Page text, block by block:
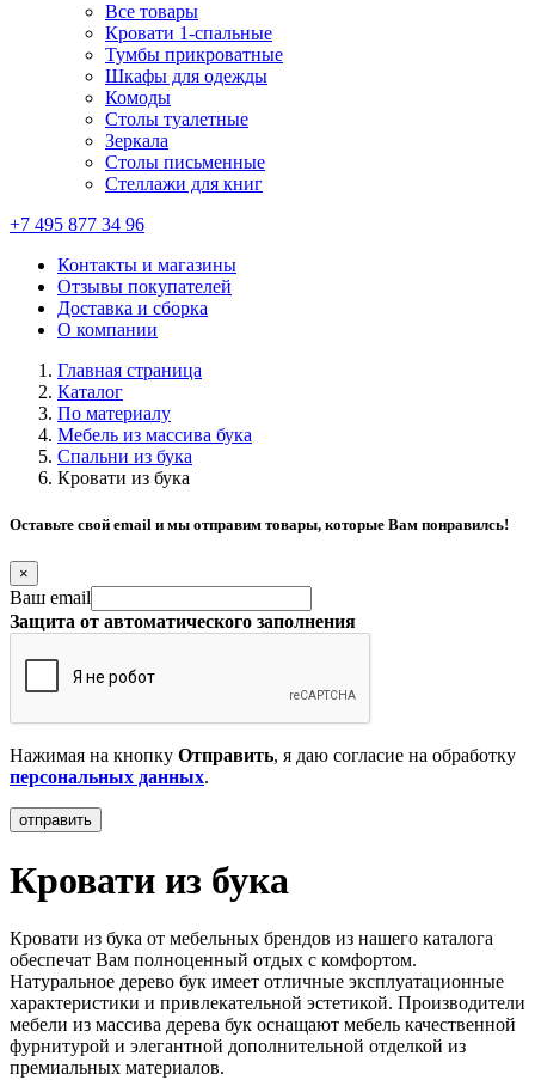
Все товары
Кровати 1-спальные
Тумбы прикроватные
Шкафы для одежды
Комоды
Столы туалетные
Зеркала
Столы письменные
Стеллажи для книг
+7 495 877 34 96
Контакты и магазины
Отзывы покупателей
Доставка и сборка
О компании
Главная страница
Каталог
По материалу
Мебель из массива бука
Спальни из бука
Кровати из бука
Оставьте свой email и мы отправим товары, которые Вам понравилсь!
×
Ваш email
Защита от автоматического заполнения
Нажимая на кнопку Отправить, я даю согласие на обработку
персональных данных.
Кровати из бука
Кровати из бука от мебельных брендов из нашего каталога
обеспечат Вам полноценный отдых с комфортом.
Натуральное дерево бук имеет отличные эксплуатационные
характеристики и привлекательной эстетикой. Производители
мебели из массива дерева бук оснащают мебель качественной
фурнитурой и элегантной дополнительной отделкой из
премиальных материалов.